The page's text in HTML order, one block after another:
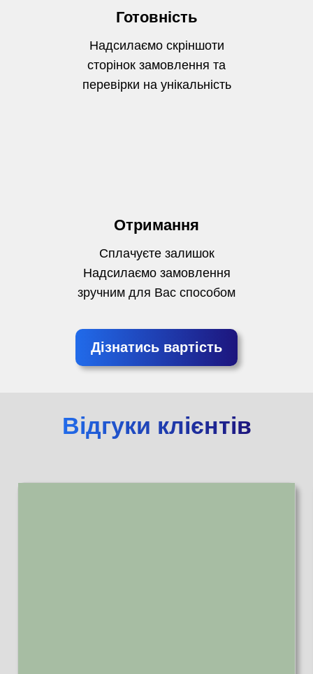
Готовність
Надсилаємо скріншоти
сторінок замовлення та
перевірки на унікальність
Отримання
Сплачуєте залишок
Надсилаємо замовлення
зручним для Вас способом
Дізнатись вартість
Відгуки клієнтів